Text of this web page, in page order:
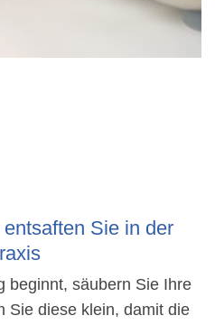
Sie in der
beginnt, säubern Sie Ihre
Sie diese klein, damit die